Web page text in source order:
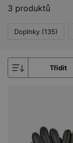
3 produktů
Doplnky (135)
Třídit